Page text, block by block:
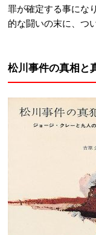
罪が確定する事にな
的な闘いの末に、つ
松川事件の真相と